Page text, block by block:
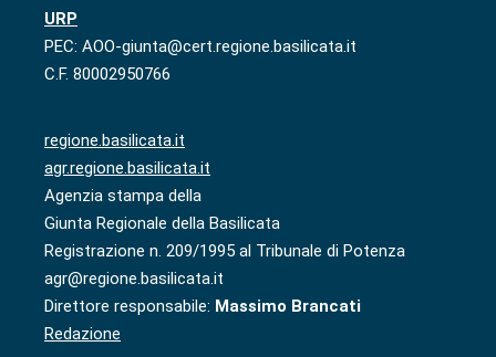
URP
PEC: AOO-giunta@cert.regione.basilicata.it
C.F. 80002950766
regione.basilicata.it
agr.regione.basilicata.it
Agenzia stampa della
Giunta Regionale della Basilicata
Registrazione n. 209/1995 al Tribunale di Potenza
agr@regione.basilicata.it
Direttore responsabile: Massimo Brancati
Redazione